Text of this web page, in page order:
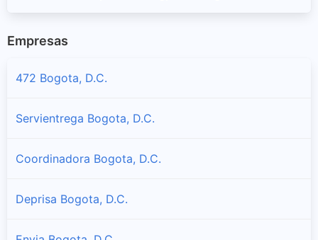
Empresas
472 Bogota, D.C.
Servientrega Bogota, D.C.
Coordinadora Bogota, D.C.
Deprisa Bogota, D.C.